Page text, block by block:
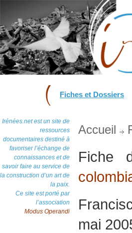
Fiches et Dossiers
Irénées.net est un site de
ressources
documentaires destiné à
favoriser l’échange de
connaissances et de
savoir faire au service de
la construction d’un art de
la paix.
Ce site est porté par
l’association
Modus Operandi
Accueil
Fiche
mai